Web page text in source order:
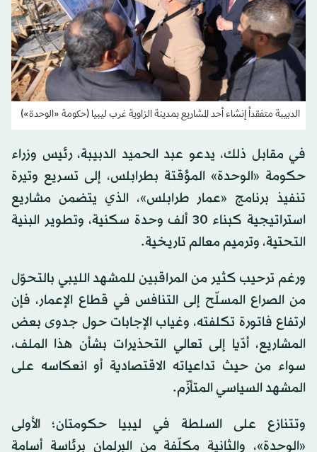
الدبيبة متفقداً إنشاء أحد المشاريع بمدينة الزاوية غرب ليبيا (حكومة «الوحدة»)
في مقابل ذلك، يدعو عبد الحميد الدبيبة، رئيس وزراء
حكومة «الوحدة» المؤقتة بطرابلس، إلى تسريع وتيرة
تنفيذ برنامج «عمار طرابلس»، الذي يتضمن مشاريع
استراتيجية كبناء 30 ألف وحدة سكنية، وتطوير البنية
التحتية، وترميم معالم تاريخية.
ورغم ترحيب كثير من المراقبين للمشهد الليبي بالتحوّل
من الصراع المسلّح إلى التنافس في قطاع الإعمار، فإن
ارتفاع فاتورة تكلفته، وغياب الإجابات حول جدوى بعض
المشاريع، أدّيا إلى تعالي التحذيرات بشأن هذا الملف،
سواء من حيث تداعياته الاقتصادية أو انعكاسه على
المشهد السياسي المتأزّم.
وتتنازع على السلطة في ليبيا حكومتان؛ الأولى
«الوحدة»، والثانية مكلّفة من البرلمان برئاسة أسامة